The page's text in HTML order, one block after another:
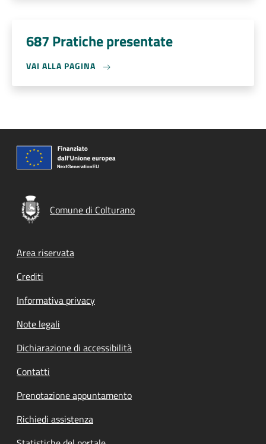
687 Pratiche presentate
VAI ALLA PAGINA
Comune di Colturano
Footer menu
Area riservata
Crediti
Informativa privacy
Note legali
Dichiarazione di accessibilità
Contatti
Prenotazione appuntamento
Richiedi assistenza